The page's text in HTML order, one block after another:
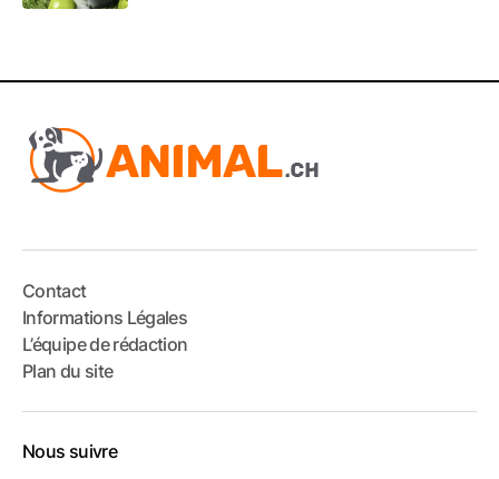
Contact
Informations Légales
L’équipe de rédaction
Plan du site
Nous suivre